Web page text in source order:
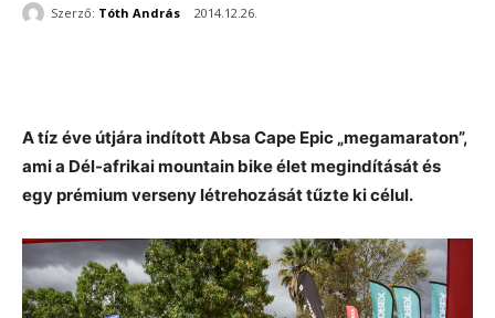
Szerző: Tóth András 2014.12.26.
A tíz éve útjára indított Absa Cape Epic „megamaraton”,
ami a Dél-afrikai mountain bike élet megindítását és
egy prémium verseny létrehozását tűzte ki célul.